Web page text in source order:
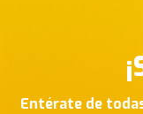
Entérate de